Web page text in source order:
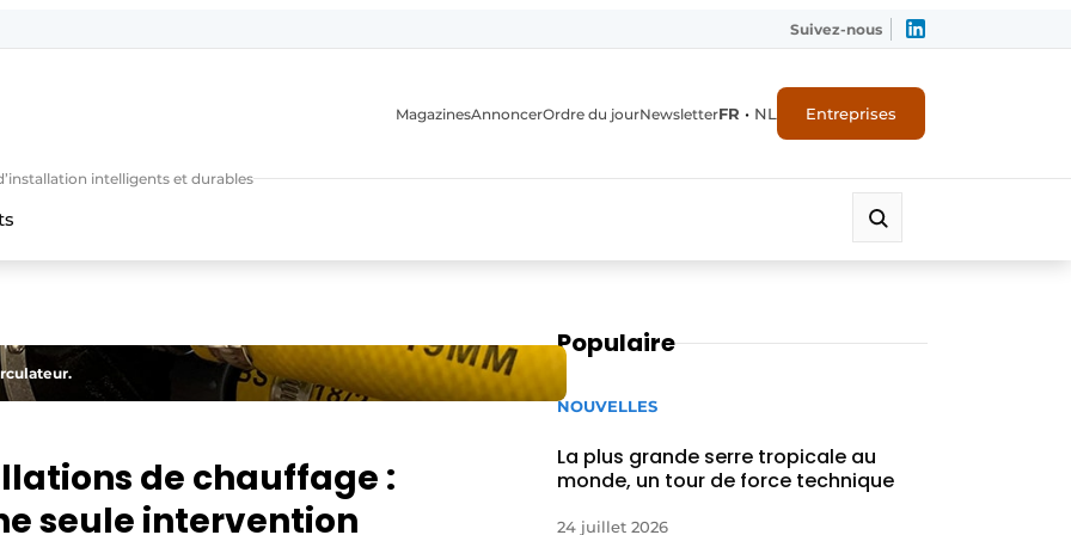
Suivez-nous
intelligents et durables
MagazinesAnnoncerOrdre du jourNewsletterFR • NL Entreprises
de chauffage :
seule intervention
Populaire
NOUVELLES
La plus grande serre tropicale au
monde, un tour de force technique
24 juillet 2026